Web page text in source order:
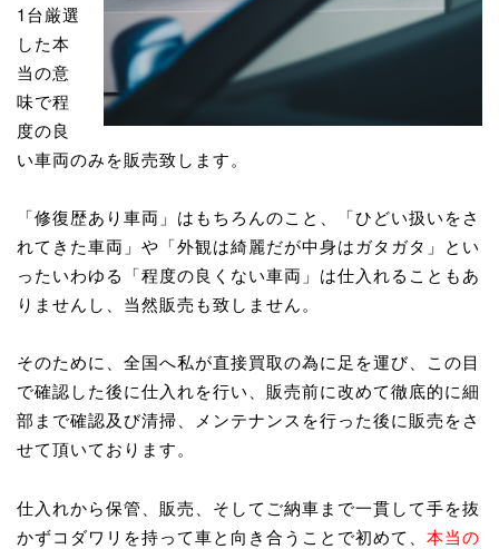
1台厳選
した本
当の意
味で程
度の良
い車両のみを販売致します。
「修復歴あり車両」はもちろんのこと、「ひどい扱いをさ
れてきた車両」や「外観は綺麗だが中身はガタガタ」とい
ったいわゆる「程度の良くない車両」は仕入れることもあ
りませんし、当然販売も致しません。
そのために、全国へ私が直接買取の為に足を運び、この目
で確認した後に仕入れを行い、販売前に改めて徹底的に細
部まで確認及び清掃、メンテナンスを行った後に販売をさ
せて頂いております。
仕入れから保管、販売、そしてご納車まで一貫して手を抜
かずコダワリを持って車と向き合うことで初めて、 本当の